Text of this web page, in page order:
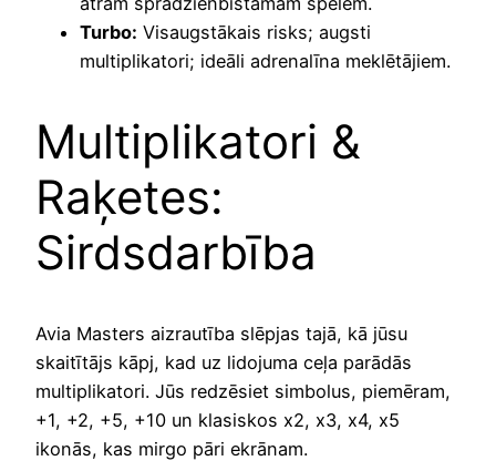
Turbo: Visaugstākais risks; augsti
multiplikatori; ideāli adrenalīna meklētājiem.
Multiplikatori &
Raķetes:
Sirdsdarbība
Avia Masters aizrautība slēpjas tajā, kā jūsu
skaitītājs kāpj, kad uz lidojuma ceļa parādās
multiplikatori. Jūs redzēsiet simbolus, piemēram,
+1, +2, +5, +10 un klasiskos x2, x3, x4, x5
ikonās, kas mirgo pāri ekrānam.